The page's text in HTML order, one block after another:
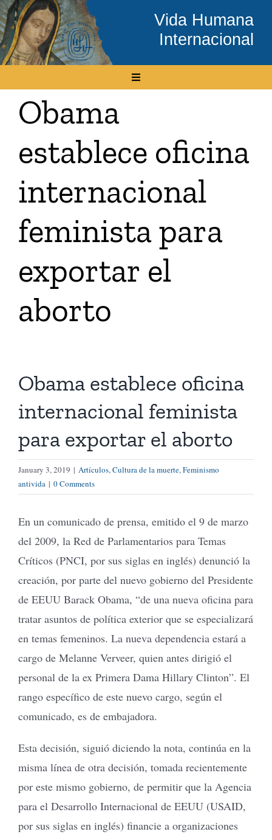
Skip
to
content
Vida Humana
Internacional
Toggle
Inicio
Conócenos
Temas
Boletín Electrónico
Media
Tienda Virtual
Cómo Donar
Obama
establece oficina
internacional
feminista para
exportar el
aborto
Obama establece oficina
internacional feminista
para exportar el aborto
January 3, 2019 | Artículos, Cultura de la muerte, Feminismo
antivida | 0 Comments
En un comunicado de prensa, emitido el 9 de marzo
del 2009, la Red de Parlamentarios para Temas
Críticos (PNCI, por sus siglas en inglés) denunció la
creación, por parte del nuevo gobierno del Presidente
de EEUU Barack Obama, “de una nueva oficina para
tratar asuntos de política exterior que se especializará
en temas femeninos. La nueva dependencia estará a
cargo de Melanne Verveer, quien antes dirigió el
personal de la ex Primera Dama Hillary Clinton”. El
rango específico de este nuevo cargo, según el
comunicado, es de embajadora.
Esta decisión, siguió diciendo la nota, continúa en la
misma línea de otra decisión, tomada recientemente
por este mismo gobierno, de permitir que la Agencia
para el Desarrollo Internacional de EEUU (USAID,
por sus siglas en inglés) financie a organizaciones